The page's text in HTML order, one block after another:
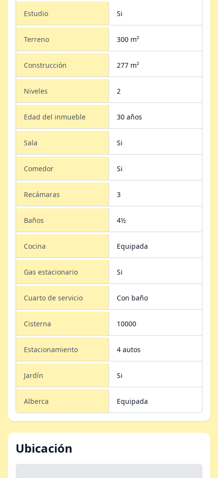
Estudio Si
Terreno 300 m²
Construcción 277 m²
Niveles 2
Edad del inmueble 30 años
Sala Si
Comedor Si
Recámaras 3
Baños 4½
Cocina Equipada
Gas estacionario Si
Cuarto de servicio Con baño
Cisterna 10000
Estacionamiento 4 autos
Jardín Si
Alberca Equipada
Ubicación